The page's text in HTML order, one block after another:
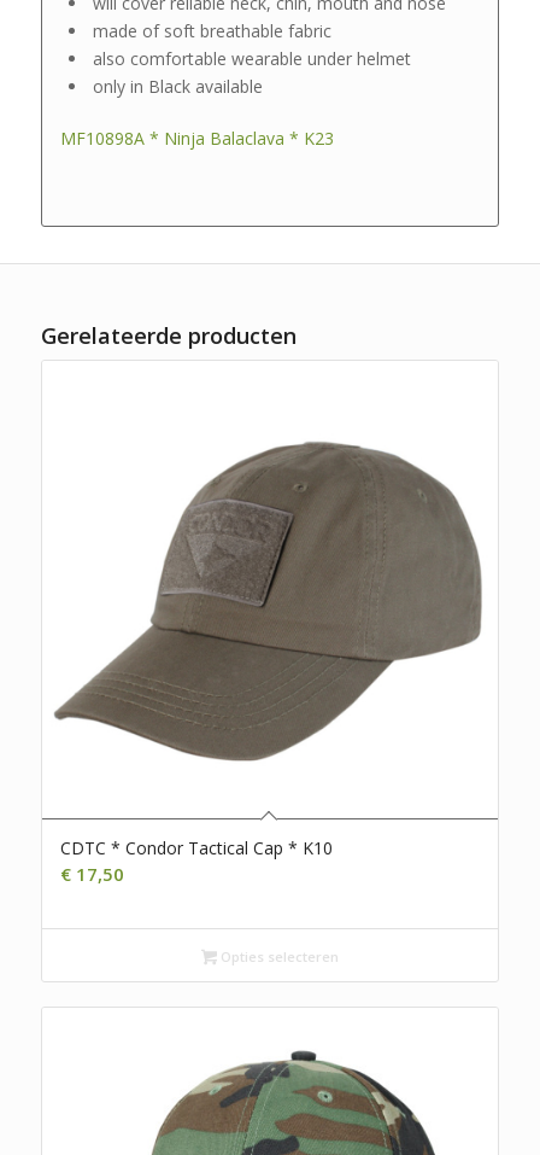
made of soft breathable fabric
also comfortable wearable under helmet
only in Black available
MF10898A * Ninja Balaclava * K23
Gerelateerde producten
CDTC * Condor Tactical Cap * K10
€17,50
Opties selecteren